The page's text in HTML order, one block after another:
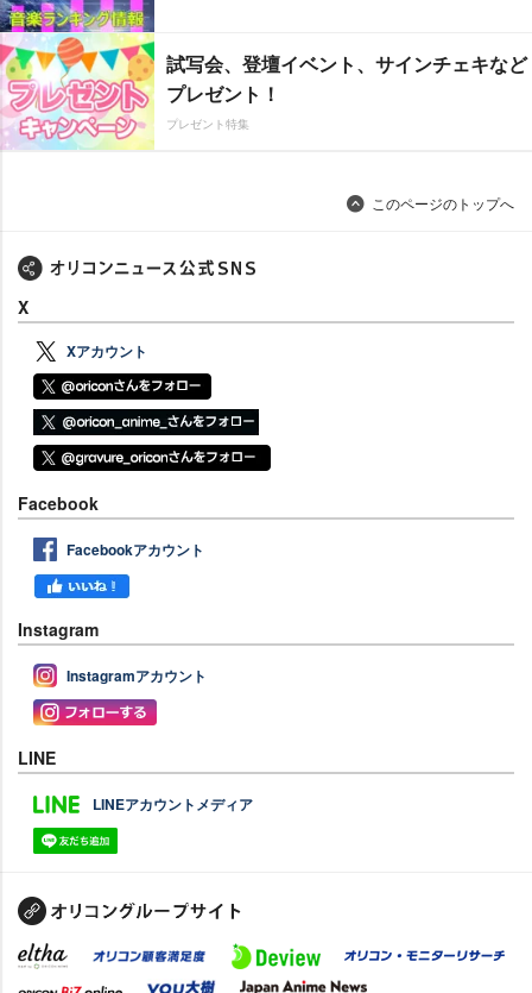
試写会、登壇イベント、サインチェキなど
プレゼント！
プレゼント特集
このページのトップへ
X
Xアカウント
Facebook
Facebookアカウント
Instagram
Instagramアカウント
LINE
LINEアカウントメディア